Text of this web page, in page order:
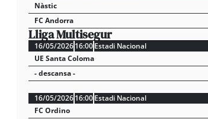
Nàstic
FC Andorra
Lliga Multisegur
16/05/2026 16:00 Estadi Nacional
UE Santa Coloma
- descansa -
16/05/2026 16:00 Estadi Nacional
FC Ordino